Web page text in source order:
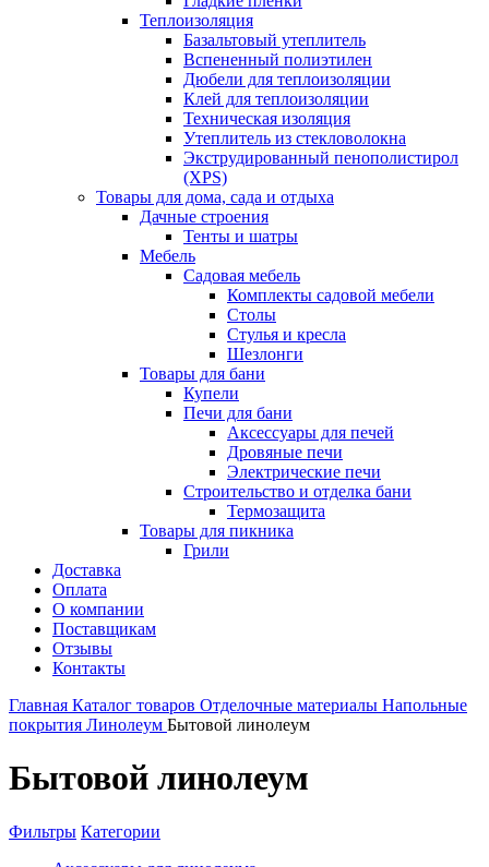
Теплоизоляция
Базальтовый утеплитель
Вспененный полиэтилен
Дюбели для теплоизоляции
Клей для теплоизоляции
Техническая изоляция
Утеплитель из стекловолокна
Экструдированный пенополистирол
(XPS)
Товары для дома, сада и отдыха
Дачные строения
Тенты и шатры
Мебель
Садовая мебель
Комплекты садовой мебели
Столы
Стулья и кресла
Шезлонги
Товары для бани
Купели
Печи для бани
Аксессуары для печей
Дровяные печи
Электрические печи
Строительство и отделка бани
Термозащита
Товары для пикника
Грили
Доставка
Оплата
О компании
Поставщикам
Отзывы
Контакты
Главная Каталог товаров Отделочные материалы Напольные
покрытия Линолеум Бытовой линолеум
Бытовой линолеум
Фильтры Категории